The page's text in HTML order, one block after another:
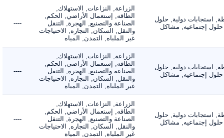
استجابات دولية, حلول
إجتماعيه, مشاكل
الزراعة, النزاعات, الاستهلاك,
الطاقه, إستعمال الأراضي, الحكم,
الصناعة والتصنيع, الهجرة, التنقل
والنقل, السكان, التجاره, الاحتياجات
غير الملباه, التمدن, المياه
----
استجابات دولية, حلول
إجتماعيه, مشاكل
الزراعة, النزاعات, الاستهلاك,
الطاقه, إستعمال الأراضي, الحكم,
الصناعة والتصنيع, الهجرة, التنقل
والنقل, السكان, التجاره, الاحتياجات
غير الملباه, التمدن, المياه
----
استجابات دولية, حلول
إجتماعيه, مشاكل
الزراعة, النزاعات, الاستهلاك,
الطاقه, إستعمال الأراضي, الحكم,
الصناعة والتصنيع, الهجرة, التنقل
والنقل, السكان, التجاره, الاحتياجات
غير الملباه, التمدن, المياه
----